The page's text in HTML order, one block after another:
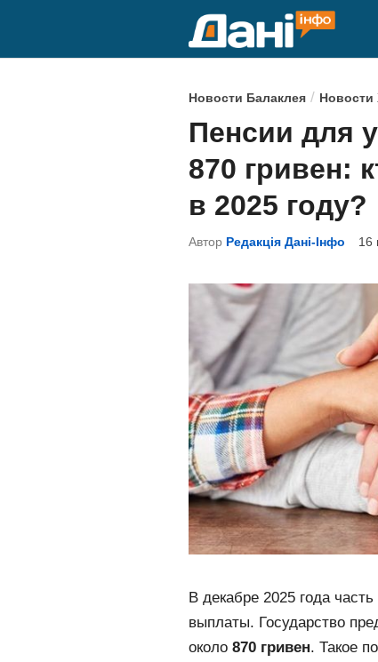
О
п
у
б
л
и
к
н
о
в
Новости Балаклея / Новости
Пенсии для
870 гривен:
в 2025 году?
Автор Редакція Дані-Інфо 16
В декабре 2025 года
выплаты. Государство
около 870 гривен. Такое